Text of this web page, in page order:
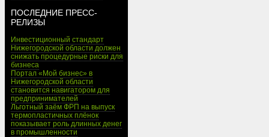
ПОСЛЕДНИЕ ПРЕСС-
РЕЛИЗЫ
Инвестиционный стандарт
Нижегородской области должен
снижать процедурные риски для
бизнеса
Портал «Мой бизнес» в
Нижегородской области
становится навигатором для
предпринимателей
Льготный заём ФРП на выпуск
термопластичных плёнок
показывает роль длинных денег
в промышленности